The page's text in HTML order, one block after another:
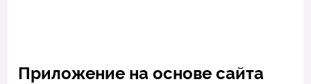
Приложение на основе сайта